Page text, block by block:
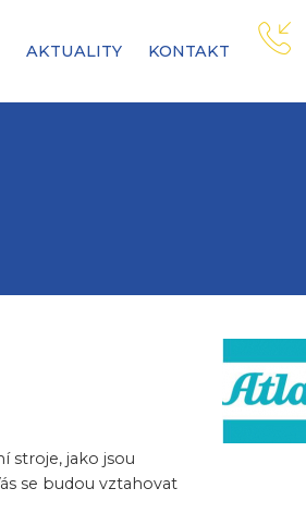
AKTUALITY KONTAKT
stroje, jako jsou
se budou vztahovat